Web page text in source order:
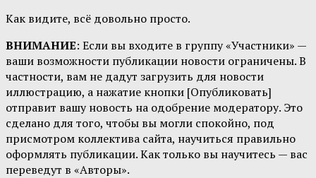
Как видите, всё довольно просто.
ВНИМАНИЕ: Если вы входите в группу «Участники» —
ваши возможности публикации новости ограничены. В
частности, вам не дадут загрузить для новости
иллюстрацию, а нажатие кнопки [Опубликовать]
отправит вашу новость на одобрение модератору. Это
сделано для того, чтобы вы могли спокойно, под
присмотром коллектива сайта, научиться правильно
оформлять публикации. Как только вы научитесь — вас
переведут в «Авторы».